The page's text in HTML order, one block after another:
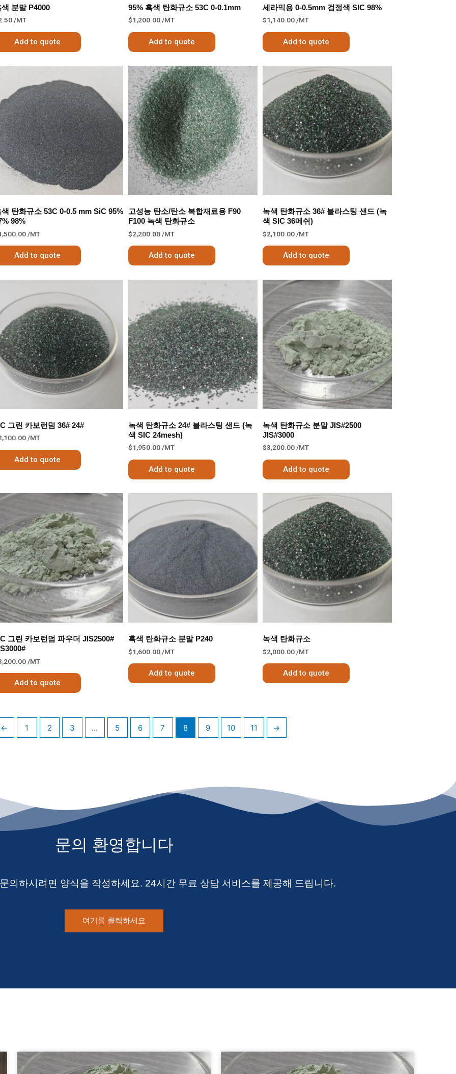
분말 P4000
/MT
Add to quote
95% 흑색 탄화규소 53С 0-0.1mm
$1,200.00/MT
Add to quote
세라믹용 0-0.5mm 검정색 SIC 98%
$1,140.00/MT
Add to quote
탄화규소 53С 0-0.5 mm SiC 95%
98%
/MT
Add to quote
고성능 탄소/탄소 복합재료용 F90
F100 녹색 탄화규소
$2,200.00/MT
Add to quote
녹색 탄화규소 36# 블라스팅 샌드 (녹
색 SIC 36메쉬)
$2,100.00 /MT
Add to quote
그린 카보런덤 36# 24#
/MT
Add to quote
녹색 탄화규소 24# 블라스팅 샌드 (녹
색 SIC 24mesh)
$1,950.00/MT
Add to quote
녹색 탄화규소 분말 JIS#2500
JIS#3000
$3,200.00/MT
Add to quote
그린 카보런덤 파우더 JIS2500#
/MT
Add to quote
흑색 탄화규소 분말 P240
$1,600.00/MT
Add to quote
녹색 탄화규소
$2,000.00 /MT
Add to quote
← 1 2 3 … 5 6 7 8 9 10 11 →
문의 환영합니다
의하시려면 양식을 작성하세요. 24시간 무료 상담 서비스를 제공해 드립니다.
여기를 클릭하세요